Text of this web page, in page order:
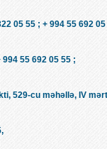
05 55 ; + 994 55 692
55 692 05 55 ;
529-cu məhəllə, IV